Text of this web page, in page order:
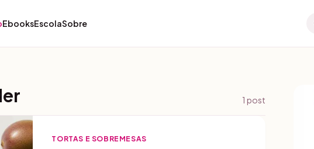
EbooksEscolaSobre
1 post
TORTAS E SOBREMESAS